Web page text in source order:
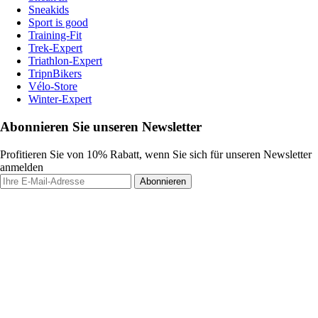
Sneakids
Sport is good
Training-Fit
Trek-Expert
Triathlon-Expert
TripnBikers
Vélo-Store
Winter-Expert
Abonnieren Sie unseren Newsletter
Profitieren Sie von 10% Rabatt, wenn Sie sich für unseren Newsletter
anmelden
Abonnieren